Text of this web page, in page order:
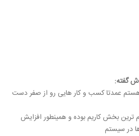
گفته:
هستم عمدتا کسب و کار هایی رو از صفر دست
بخش کاریم بوده و همینطور افزایش
در سیستم